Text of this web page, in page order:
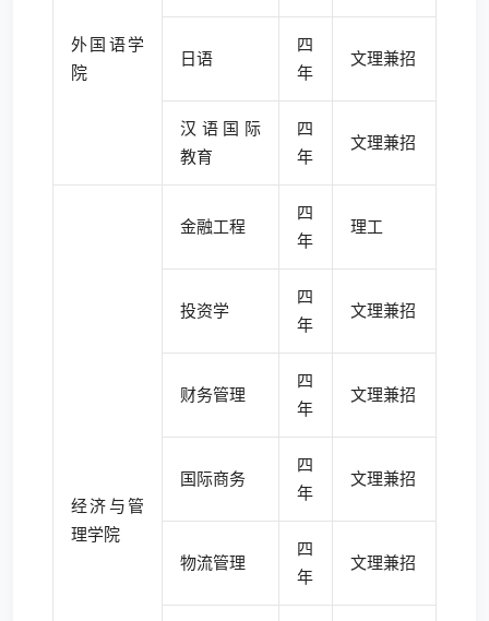
外国语学
院
日语
四
年
文理兼招
汉语国际
教育
四
年
文理兼招
经济与管
理学院
金融工程
四
年
理工
投资学
四
年
文理兼招
财务管理
四
年
文理兼招
国际商务
四
年
文理兼招
物流管理
四
年
文理兼招